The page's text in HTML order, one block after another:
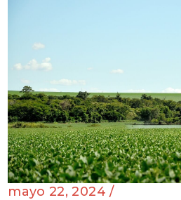
mayo 22, 2024 /